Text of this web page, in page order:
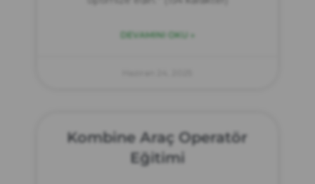
DEVAMINI OKU »
Kombine Araç Operatör
Eğitimi